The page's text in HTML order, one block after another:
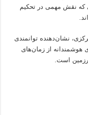
که نقش مهمی در تحکیم
نشان‌دهنده توانمندی
هوشمندانه از زمان‌های
است.